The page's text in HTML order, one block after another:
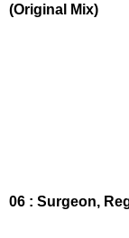
(Original Mix)
06 : Surgeon,